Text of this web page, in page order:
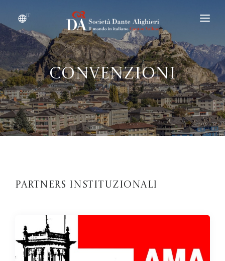
it
DIVENTARE SOCIO
CHI SIAMO?
EVENTI
CONVENZIONI
Convenzioni
Partners instituzionali